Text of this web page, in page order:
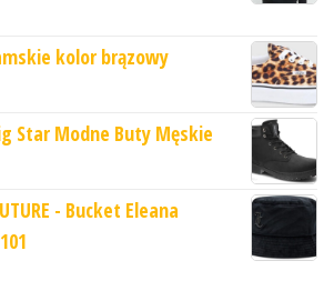
kolor brązowy
Star Modne Buty Męskie
- Bucket Eleana